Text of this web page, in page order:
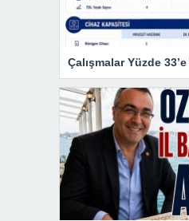
Çalışmalar Yüzde 33’e